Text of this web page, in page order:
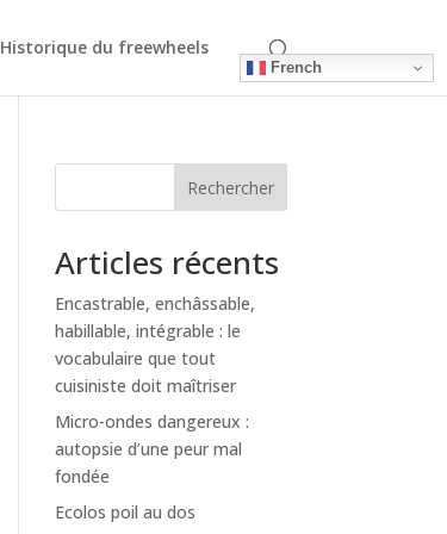
Historique du freewheels
French
Rechercher
Articles récents
Encastrable, enchâssable,
habillable, intégrable : le
vocabulaire que tout
cuisiniste doit maîtriser
Micro-ondes dangereux :
autopsie d’une peur mal
fondée
Ecolos poil au dos